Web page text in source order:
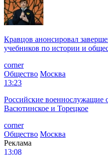
Кравцов анонсировал
учебников по истории и
corner
Общество Москва
13:23
Российские военнослужащие
Васютинское и Торецкое
corner
Общество Москва
Реклама
13:08